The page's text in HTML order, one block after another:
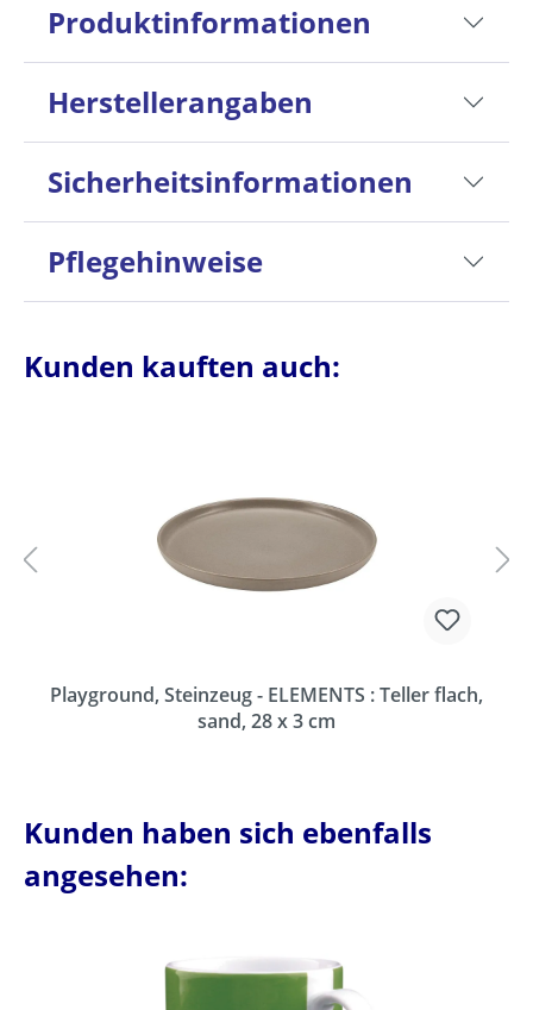
Produktinformationen
Herstellerangaben
Sicherheitsinformationen
Pflegehinweise
Kunden kauften auch:
Playground, Steinzeug - ELEMENTS : Teller flach,
sand, 28 x 3 cm
Kunden haben sich ebenfalls
angesehen: